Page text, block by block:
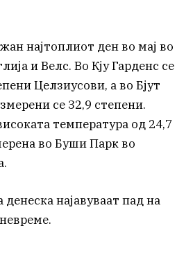
најтоплиот ден во мај во
и Велс. Во Кју Гарденс се
Целзиусови, а во Бјут
се 32,9 степени.
температура од 24,7
во Буши Парк во
најавуваат пад на